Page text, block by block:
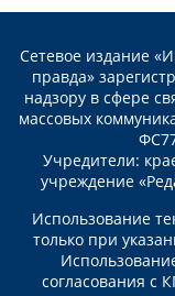
Сетевое издание
правда»
надзору в сфере
массовых
Учредители:
учреждение
Использование
только при
согласования с